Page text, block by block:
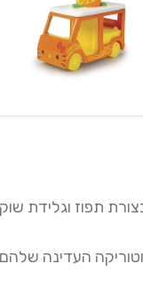
תפוז וגלידת
העדינה שלהם